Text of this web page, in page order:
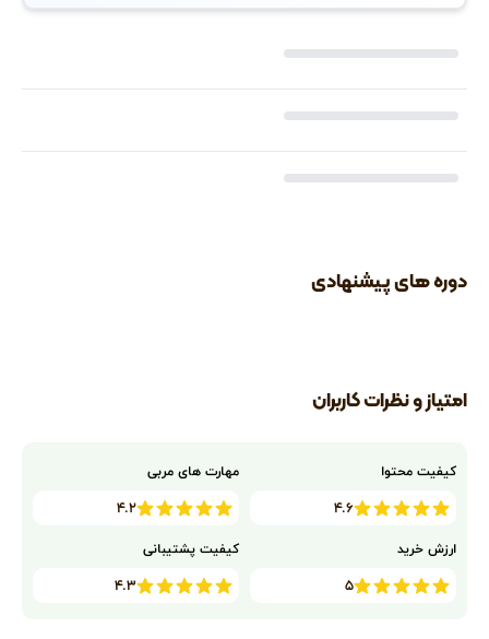
دوره های پیشنهادی
امتیاز و نظرات کاربران
کیفیت محتوا
۴.۶
مهارت های مربی
۴.۲
ارزش خرید
۵
کیفیت پشتیبانی
۴.۳